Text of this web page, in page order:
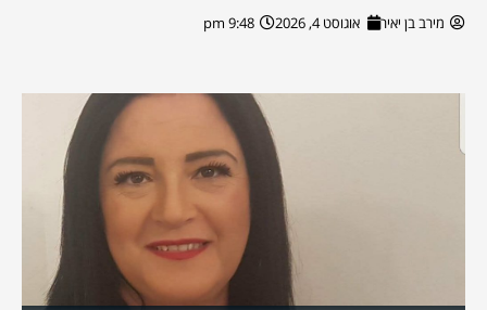
מירב בן יאיר אוגוסט 4, 2026 9:48 pm